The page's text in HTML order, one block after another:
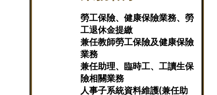
勞工保險、健康保險業務、勞
工退休金提繳
兼任教師勞工保險及健康保險
業務
兼任助理、臨時工、工讀生保
險相關業務
人事子系統資料維護(兼任助